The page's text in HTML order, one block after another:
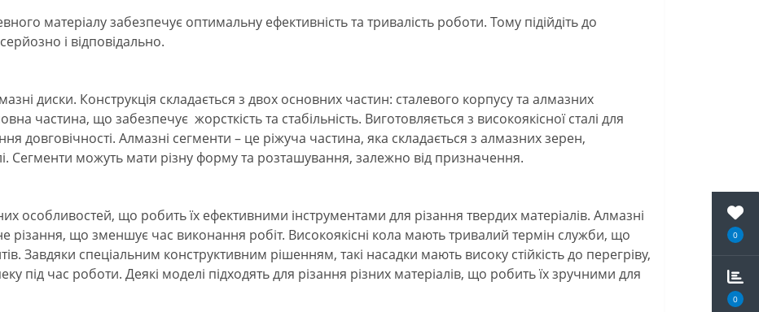
0
0
матеріалу забезпечує оптимальну ефективність та тривалість роботи. Тому підійдіть до
і відповідально.
диски. Конструкція складається з двох основних частин: сталевого корпусу та алмазних
частина, що забезпечує жорсткість та стабільність. Виготовляється з високоякісної сталі для
довговічності. Алмазні сегменти – це ріжуча частина, яка складається з алмазних зерен,
Сегменти можуть мати різну форму та розташування, залежно від призначення.
особливостей, що робить їх ефективними інструментами для різання твердих матеріалів. Алмазні
різання, що зменшує час виконання робіт. Високоякісні кола мають тривалий термін служби, що
Завдяки спеціальним конструктивним рішенням, такі насадки мають високу стійкість до перегріву,
під час роботи. Деякі моделі підходять для різання різних матеріалів, що робить їх зручними для